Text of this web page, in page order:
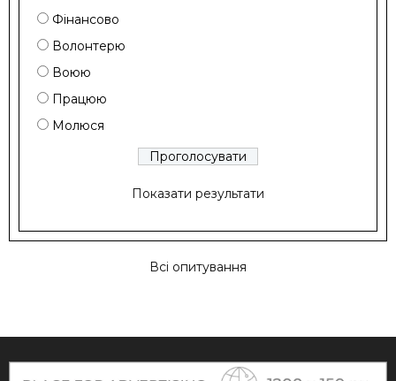
Фінансово
Волонтерю
Воюю
Працюю
Молюся
Показати результати
Всі опитування